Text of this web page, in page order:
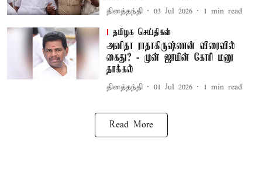
தினத்தந்தி 03 Jul 2026 1 min read
தமிழக செய்திகள்
அனிதா ராதாகிருஷ்ணன் விரைவில்
கைது? - முன் ஜாமின் கோரி மனு
தாக்கல்
தினத்தந்தி 01 Jul 2026 1 min read
Read More